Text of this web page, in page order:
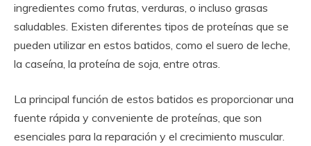
ingredientes como frutas, verduras, o incluso grasas
saludables. Existen diferentes tipos de proteínas que se
pueden utilizar en estos batidos, como el suero de leche,
la caseína, la proteína de soja, entre otras.
La principal función de estos batidos es proporcionar una
fuente rápida y conveniente de proteínas, que son
esenciales para la reparación y el crecimiento muscular.